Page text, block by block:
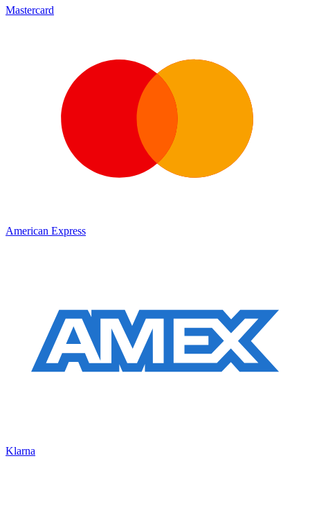
Mastercard
American Express
Klarna